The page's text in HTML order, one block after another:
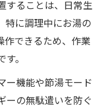
することは、日常生
特に調理中にお湯の
作できるため、作業
。
ー機能や節湯モード
ーの無駄遣いを防ぐ